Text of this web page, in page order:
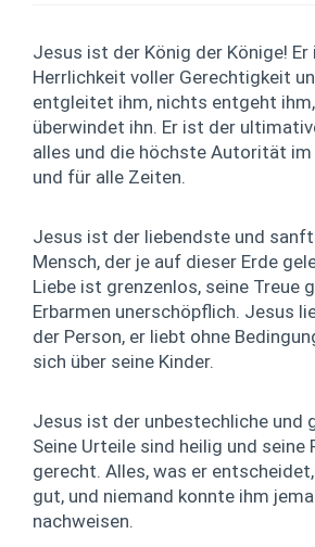
Jesus ist der König der Könige!
Herrlichkeit voller Gerechtigkeit
entgleitet ihm, nichts entgeht
überwindet ihn. Er ist der
alles und die höchste Autorität
und für alle Zeiten.
Jesus ist der liebendste und
Mensch, der je auf dieser Erde
Liebe ist grenzenlos, seine Treue
Erbarmen unerschöpflich. Jesus
der Person, er liebt ohne
sich über seine Kinder.
Jesus ist der unbestechliche und
Seine Urteile sind heilig und seine
gerecht. Alles, was er
gut, und niemand konnte ihm
nachweisen.